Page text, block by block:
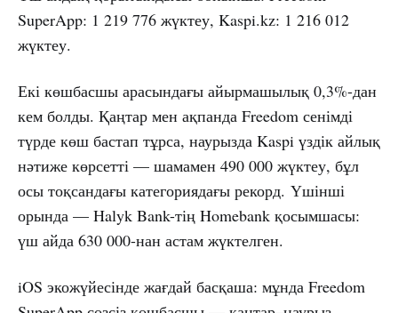
SuperApp: 1 219 776 жүктеу, Kaspi.kz: 1 216 012
жүктеу.
Екі көшбасшы арасындағы айырмашылық 0,3%-дан
кем болды. Қаңтар мен ақпанда Freedom сенімді
түрде көш бастап тұрса, наурызда Kaspi үздік айлық
нәтиже көрсетті — шамамен 490 000 жүктеу, бұл
осы тоқсандағы категориядағы рекорд. Үшінші
орында — Halyk Bank-тің Homebank қосымшасы:
үш айда 630 000-нан астам жүктелген.
iOS экожүйесінде жағдай басқаша: мұнда Freedom